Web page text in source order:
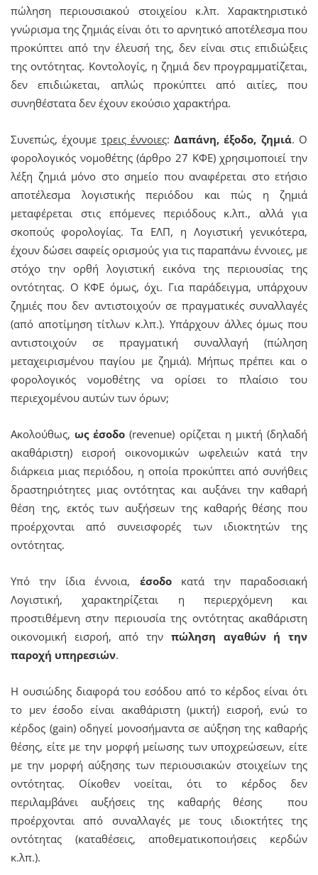
πώληση περιουσιακού στοιχείου κ.λπ. Χαρακτηριστικό
γνώρισμα της ζημιάς είναι ότι το αρνητικό αποτέλεσμα που
προκύπτει από την έλευσή της, δεν είναι στις επιδιώξεις
της οντότητας. Κοντολογίς, η ζημιά δεν προγραμματίζεται,
δεν επιδιώκεται, απλώς προκύπτει από αιτίες, που
συνηθέστατα δεν έχουν εκούσιο χαρακτήρα.
Συνεπώς, έχουμε τρεις έννοιες:Δαπάνη, έξοδο, ζημιά. Ο
φορολογικός νομοθέτης (άρθρο 27 ΚΦΕ) χρησιμοποιεί την
λέξη ζημιά μόνο στο σημείο που αναφέρεται στο ετήσιο
αποτέλεσμα λογιστικής περιόδου και πώς η ζημιά
μεταφέρεται στις επόμενες περιόδους κ.λπ., αλλά για
σκοπούς φορολογίας. Τα ΕΛΠ, η Λογιστική γενικότερα,
έχουν δώσει σαφείς ορισμούς για τις παραπάνω έννοιες, με
στόχο την ορθή λογιστική εικόνα της περιουσίας της
οντότητας. Ο ΚΦΕ όμως, όχι. Για παράδειγμα, υπάρχουν
ζημιές που δεν αντιστοιχούν σε πραγματικές συναλλαγές
(από αποτίμηση τίτλων κ.λπ.). Υπάρχουν άλλες όμως που
αντιστοιχούν σε πραγματική συναλλαγή (πώληση
μεταχειρισμένου παγίου με ζημιά). Μήπως πρέπει και ο
φορολογικός νομοθέτης να ορίσει το πλαίσιο του
περιεχομένου αυτών των όρων;
Ακολούθως,ως έσοδο (revenue) ορίζεται η μικτή (δηλαδή
ακαθάριστη) εισροή οικονομικών ωφελειών κατά την
διάρκεια μιας περιόδου, η οποία προκύπτει από συνήθεις
δραστηριότητες μιας οντότητας και αυξάνει την καθαρή
θέση της, εκτός των αυξήσεων της καθαρής θέσης που
προέρχονται από συνεισφορές των ιδιοκτητών της
οντότητας.
Υπό την ίδια έννοια, έσοδο
κατά την παραδοσιακή
Λογιστική, χαρακτηρίζεται η περιερχόμενη και
προστιθέμενη στην περιουσία της οντότητας ακαθάριστη
οικονομική εισροή, από την πώληση αγαθών ή την
παροχή υπηρεσιών.
Η ουσιώδης διαφορά του εσόδου από το κέρδος είναι ότι
το μεν έσοδο είναι ακαθάριστη (μικτή) εισροή, ενώ το
κέρδος (gain) οδηγεί μονοσήμαντα σε αύξηση της καθαρής
θέσης, είτε με την μορφή μείωσης των υποχρεώσεων, είτε
με την μορφή αύξησης των περιουσιακών στοιχείων της
οντότητας. Οίκοθεν νοείται, ότι το κέρδος δεν
περιλαμβάνει αυξήσεις της καθαρής θέσης που
προέρχονται από συναλλαγές με τους ιδιοκτήτες της
οντότητας (καταθέσεις, αποθεματικοποιήσεις κερδών
κ.λπ.).